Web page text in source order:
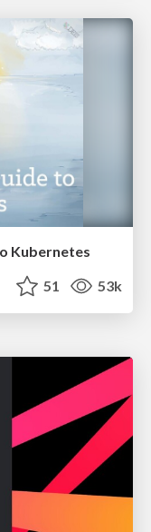
Kubernetes
51 53k